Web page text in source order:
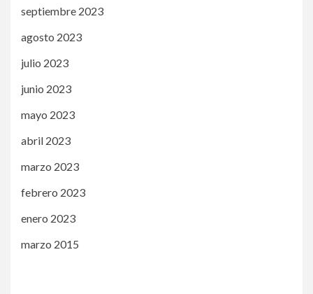
septiembre 2023
agosto 2023
julio 2023
junio 2023
mayo 2023
abril 2023
marzo 2023
febrero 2023
enero 2023
marzo 2015